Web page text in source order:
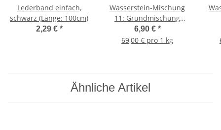
Lederband einfach,
schwarz (Länge: 100cm)
2,29 € *
Wasserstein-Mischung
11: Grundmischung
100g
6,90 € *
69,00 € pro 1 kg
Ähnliche Artikel